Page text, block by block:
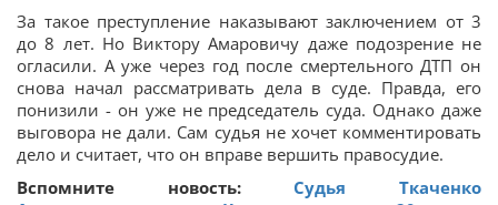
За такое преступление наказывают заключением от 3
до 8 лет. Но Виктору Амаровичу даже подозрение не
огласили. А уже через год после смертельного ДТП он
снова начал рассматривать дела в суде. Правда, его
понизили - он уже не председатель суда. Однако даже
выговора не дали. Сам судья не хочет комментировать
дело и считает, что он вправе вершить правосудие.
Вспомните новость: Судья Ткаченко